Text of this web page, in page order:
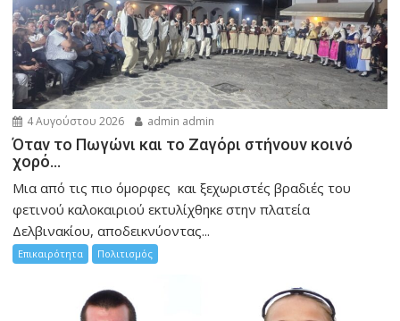
4 Αυγούστου 2026 admin admin
Όταν το Πωγώνι και το Ζαγόρι στήνουν κοινό
χορό…
Μια από τις πιο όμορφες και ξεχωριστές βραδιές του
φετινού καλοκαιριού εκτυλίχθηκε στην πλατεία
Δελβινακίου, αποδεικνύοντας...
Επικαιρότητα Πολιτισμός